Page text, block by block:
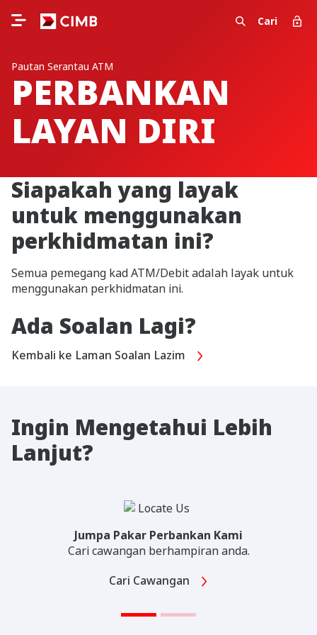
Cari
Pautan Serantau ATM
PERBANKAN
LAYAN DIRI
Siapakah yang layak
untuk menggunakan
perkhidmatan ini?
Semua pemegang kad ATM/Debit adalah layak untuk
menggunakan perkhidmatan ini.
Ada Soalan Lagi?
Kembali ke Laman Soalan Lazim
Ingin Mengetahui Lebih
Lanjut?
Jumpa Pakar Perbankan Kami
Cari cawangan berhampiran anda.
Cari Cawangan